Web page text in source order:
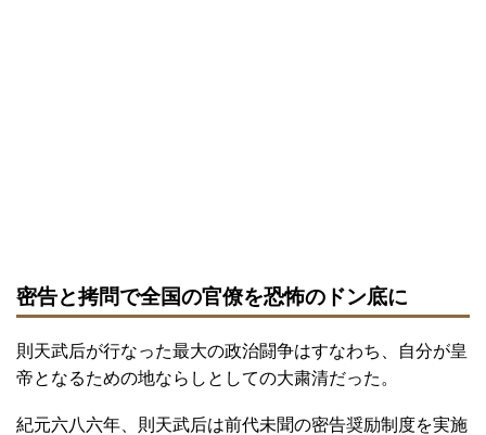
密告と拷問で全国の官僚を恐怖のドン底に
則天武后が行なった最大の政治闘争はすなわち、自分が皇
帝となるための地ならしとしての大粛清だった。
紀元六八六年、則天武后は前代未聞の密告奨励制度を実施